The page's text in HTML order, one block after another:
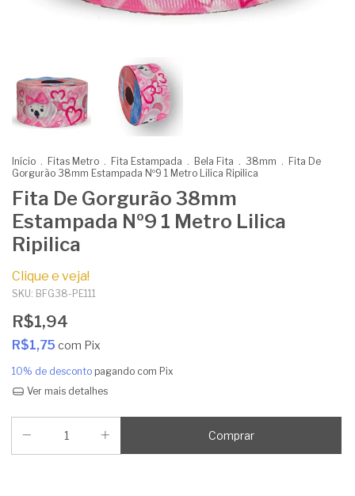
Início . Fitas Metro . Fita Estampada . Bela Fita . 38mm . Fita De
Gorgurão 38mm Estampada Nº9 1 Metro Lilica Ripilica
Fita De Gorgurão 38mm
Estampada Nº9 1 Metro Lilica
Ripilica
Clique e veja!
SKU: BFG38-PE111
R$1,94
R$1,75 com Pix
10% de desconto pagando com Pix
Ver mais detalhes